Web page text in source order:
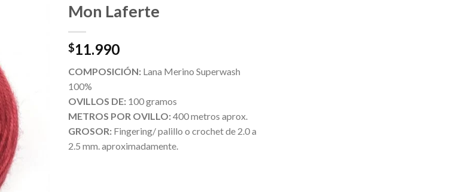
Mon Laferte
$11.990
COMPOSICIÓN: Lana Merino Superwash
100%
OVILLOS DE: 100 gramos
METROS POR OVILLO:400 metros aprox.
GROSOR: Fingering/ palillo o crochet de 2.0 a
2.5 mm. aproximadamente.